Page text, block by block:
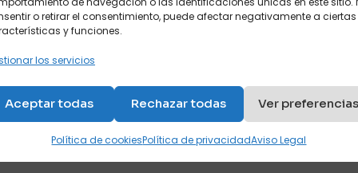
o retirar el consentimiento, puede afectar negativamente a ciertas
y funciones.
los servicios
Aceptar todas Rechazar todas Ver preferencias
Política de cookiesPolítica de privacidadAviso Legal
y una manta o edredón.
la ropa de cama de cambio.
de las partes del mueble para personalizar su
y 150 de ancho por 180, 190 y 200 de largo.